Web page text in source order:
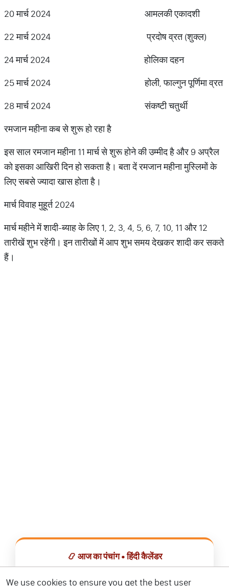
20 मार्च 2024 आमलकी एकादशी
22 मार्च 2024 प्रदोष व्रत (शुक्ल)
24 मार्च 2024 होलिका दहन
25 मार्च 2024 होली, फाल्गुन पूर्णिमा व्रत
28 मार्च 2024 संकष्टी चतुर्थी
रमजान महीना कब से शुरू हो रहा है
इस साल रमजान महीना 11 मार्च से शुरू होने की उम्मीद है और 9 अप्रैल
को इसका आखिरी दिन हो सकता है। बता दें रमजान महीना मुस्लिमों के
लिए सबसे ज्यादा खास होता है।
मार्च विवाह मुहूर्त 2024
मार्च महीने में शादी-ब्याह के लिए 1, 2, 3, 4, 5, 6, 7, 10, 11 और 12
तारीखें शुभ रहेंगी। इन तारीखों में आप शुभ समय देखकर शादी कर सकते
हैं।
📿 आज का पंचांग • हिंदी कैलेंडर
We use cookies to ensure you get the best user